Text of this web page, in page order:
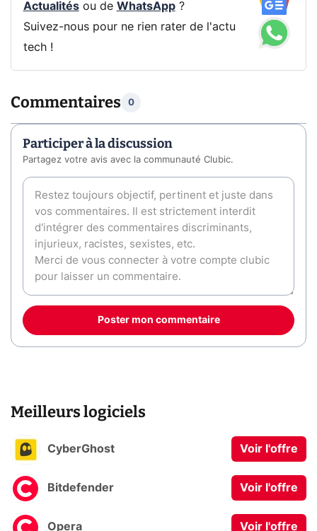
Actualitésou de WhatsApp?
Suivez-nous pour ne rien rater de l'actu
tech !
Commentaires 0
Participer à la discussion
Partagez votre avis avec la communauté Clubic.
Poster mon commentaire
Meilleurs logiciels
CyberGhost Voir l'offre
Bitdefender Voir l'offre
Opera Voir l'offre